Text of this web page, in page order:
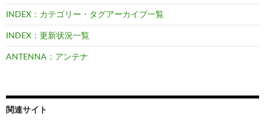
INDEX：カテゴリー・タグアーカイブ一覧
INDEX：更新状況一覧
ANTENNA：アンテナ
関連サイト